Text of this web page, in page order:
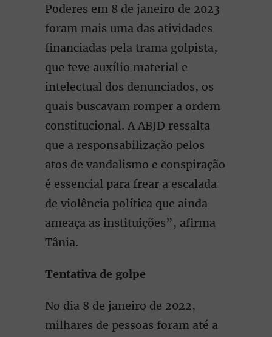
Poderes em 8 de janeiro de 2023
foram mais uma das atividades
financiadas pela trama golpista,
que teve auxílio material e
intelectual dos denunciados, os
quais buscavam romper a ordem
constitucional. A ABJD ressalta
que a responsabilização pelos
atos de vandalismo e conspiração
é essencial para frear a escalada
de violência política que ainda
ameaça as instituições”, afirma
Tânia.
Tentativa de golpe
No dia 8 de janeiro de 2022,
milhares de pessoas foram até a